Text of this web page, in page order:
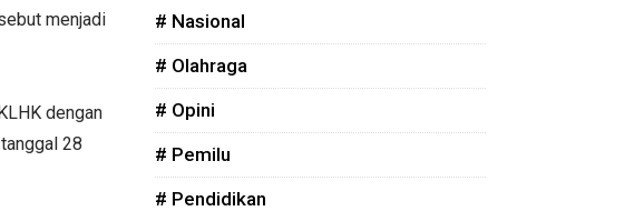
menjadi
dengan
28
# Nasional
# Olahraga
# Opini
# Pemilu
# Pendidikan